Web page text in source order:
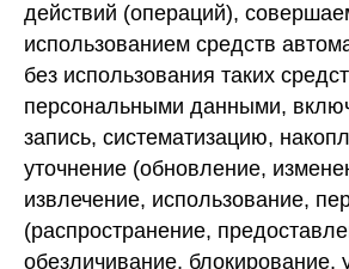
действий (операций),
использованием средств
без использования таких
персональными данными,
запись, систематизацию,
уточнение (обновление,
извлечение, использование,
(распространение,
обезличивание, блокирование,